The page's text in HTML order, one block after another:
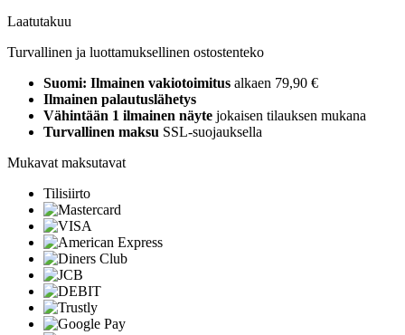
Laatutakuu
Turvallinen ja luottamuksellinen ostostenteko
Suomi: Ilmainen vakiotoimitus alkaen 79,90 €
Ilmainen palautuslähetys
Vähintään 1 ilmainen näyte jokaisen tilauksen mukana
Turvallinen maksu SSL-suojauksella
Mukavat maksutavat
Tilisiirto